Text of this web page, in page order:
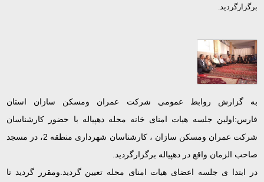
برگزارگردید.
به گزارش روابط عمومی شرکت عمران ومسکن سازان استان
فارس:اولین جلسه هیات امنای خانه محله دهپیاله با حضور کارشناسان
شرکت عمران ومسکن سازان ، کارشناسان شهرداری منطقه 2، در مسجد
صاحب الزمان واقع در دهپیاله برگزارگردید.
در ابتدا ی جلسه اعضای هیات امنای محله تعیین گردید.ومقرر گردید تا